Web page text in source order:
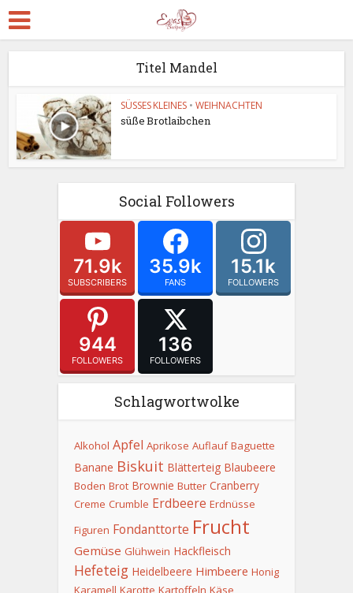
Titel Mandel
SÜSSES KLEINES • WEIHNACHTEN
süße Brotlaibchen
Social Followers
71.9k
SUBSCRIBERS
35.9k
FANS
15.1k
FOLLOWERS
944
FOLLOWERS
136
FOLLOWERS
Schlagwortwolke
Alkohol Apfel Aprikose Auflauf Baguette
Banane Biskuit Blätterteig Blaubeere
Boden Brot Brownie Butter Cranberry
Creme Crumble Erdbeere Erdnüsse
Figuren Fondanttorte Frucht
Gemüse Glühwein Hackfleisch
Hefeteig Heidelbeere Himbeere Honig
Karamell Karotte Kartoffeln Käse